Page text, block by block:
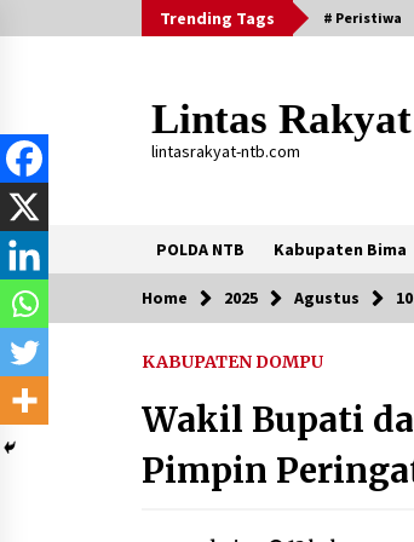
to
Trending Tags # Peristiwa
Lintas
lintasrakyat-ntb.com
POLDA NTB Kabupaten Bima
Trending Now
di Dompu, Ketegangan Memuncak
Kampung Bebas Dari Narkoba
2 tahun ago
Home 2025 Agustus 10
KABUPATEN DOMPU
Wakil Bupati
Pimpin